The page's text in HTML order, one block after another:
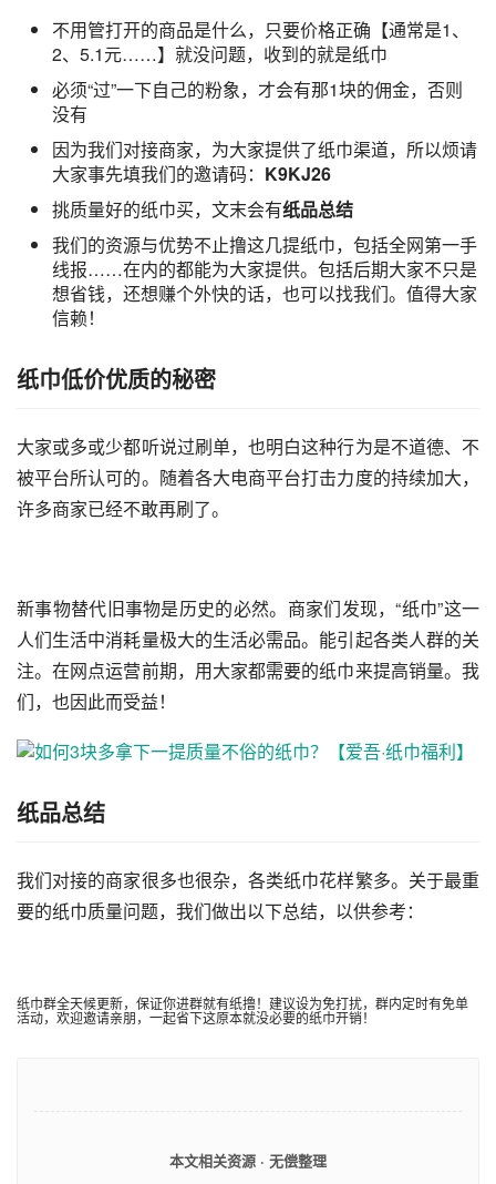
不用管打开的商品是什么，只要价格正确【通常是1、
2、5.1元……】就没问题，收到的就是纸巾
必须“过”一下自己的粉象，才会有那1块的佣金，否则
没有
因为我们对接商家，为大家提供了纸巾渠道，所以烦请
大家事先填我们的邀请码： K9KJ26
挑质量好的纸巾买，文末会有纸品总结
我们的资源与优势不止撸这几提纸巾，包括全网第一手
线报……在内的都能为大家提供。包括后期大家不只是
想省钱，还想赚个外快的话，也可以找我们。值得大家
信赖！
纸巾低价优质的秘密
大家或多或少都听说过刷单，也明白这种行为是不道德、不
被平台所认可的。随着各大电商平台打击力度的持续加大，
许多商家已经不敢再刷了。
新事物替代旧事物是历史的必然。商家们发现，“纸巾”这一
人们生活中消耗量极大的生活必需品。能引起各类人群的关
注。在网点运营前期，用大家都需要的纸巾来提高销量。我
们，也因此而受益！
纸品总结
我们对接的商家很多也很杂，各类纸巾花样繁多。关于最重
要的纸巾质量问题，我们做出以下总结，以供参考：
纸巾群全天候更新，保证你进群就有纸撸！建议设为免打扰，群内定时有免单
活动，欢迎邀请亲朋，一起省下这原本就没必要的纸巾开销！
本文相关资源 · 无偿整理